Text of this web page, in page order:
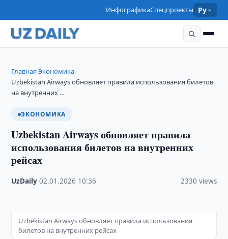
ИнфографикаСпецпроекты Ру
Главная›Экономика›
Uzbekistan Airways обновляет правила использования билетов
на внутренних …
ЭКОНОМИКА
Uzbekistan Airways обновляет правила
использования билетов на внутренних
рейсах
UzDaily ·02.01.2026 10:36 2330 views
Uzbekistan Airways обновляет правила использования
билетов на внутренних рейсах